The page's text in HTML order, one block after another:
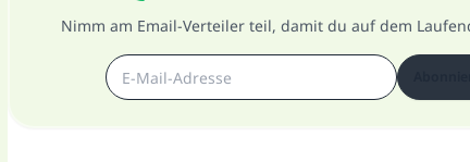
Nimm am Email-Verteiler teil, damit du auf dem